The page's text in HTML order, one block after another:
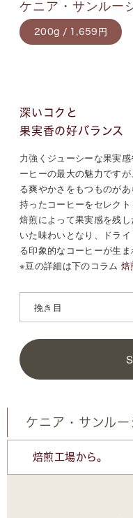
ケニア・サンルー
200g / 1,659円
深いコクと
果実香の好バランス
力強くジューシーな果実
ーヒーの最大の魅力です
る爽やかさをもつものが
持ったコーヒーをセレクト
焙煎によって果実感を残
いた味わいとなり、ドラ
る印象的なコーヒーが生ま
※豆の詳細は下のコラム 焙
ケニア・サンル
焙煎工場から。